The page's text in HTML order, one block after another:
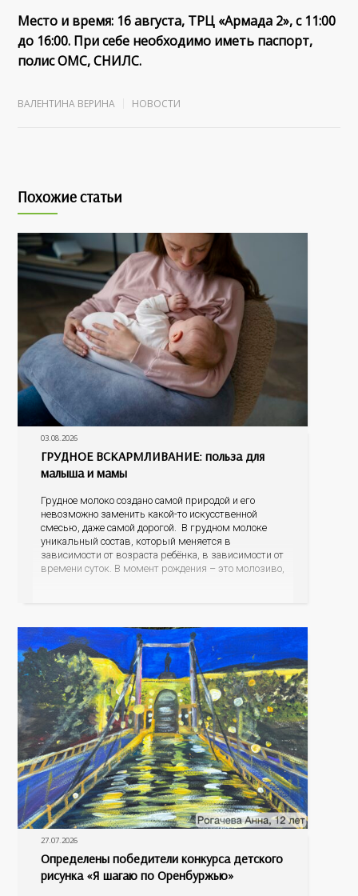
Место и время: 16 августа, ТРЦ «Армада 2», с 11:00
до 16:00. При себе необходимо иметь паспорт,
полис ОМС, СНИЛС.
ВАЛЕНТИНА ВЕРИНА НОВОСТИ
Похожие статьи
03.08.2026
ГРУДНОЕ ВСКАРМЛИВАНИЕ: польза для
малыша и мамы
Грудное молоко создано самой природой и его
невозможно заменить какой-то искусственной
смесью, даже самой дорогой. В грудном молоке
уникальный состав, который меняется в
зависимости от возраста ребёнка, в зависимости от
времени суток. В момент рождения – это молозиво,
27.07.2026
Определены победители конкурса детского
рисунка «Я шагаю по Оренбуржью»